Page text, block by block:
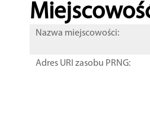
Nazwa miejscowości:
Adres URI zasobu PRNG: